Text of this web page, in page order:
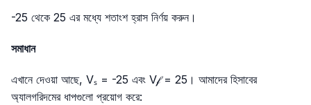
-25 থেকে 25 এর মধ্যে শতাংশ হ্রাস নির্ণয় করুন।
সমাধান
এখানে দেওয়া আছে, Vₛ = -25 এবং V𝒻 = 25। আমাদের হিসাবের
অ্যালগরিদমের ধাপগুলো প্রয়োগ করে: